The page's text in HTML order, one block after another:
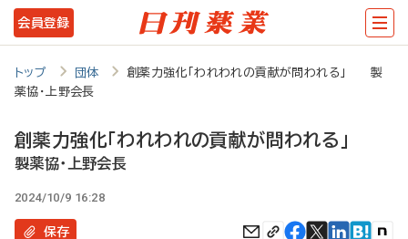
メ
イ
コ
ン
テ
ツ
会員登録
トップ 団体
創薬力強化「われわれの貢献が問われる」 製
薬協・上野会長
創薬力強化「われわれの貢献が問われる」
製薬協・上野会長
2024/10/9 16:28
保存